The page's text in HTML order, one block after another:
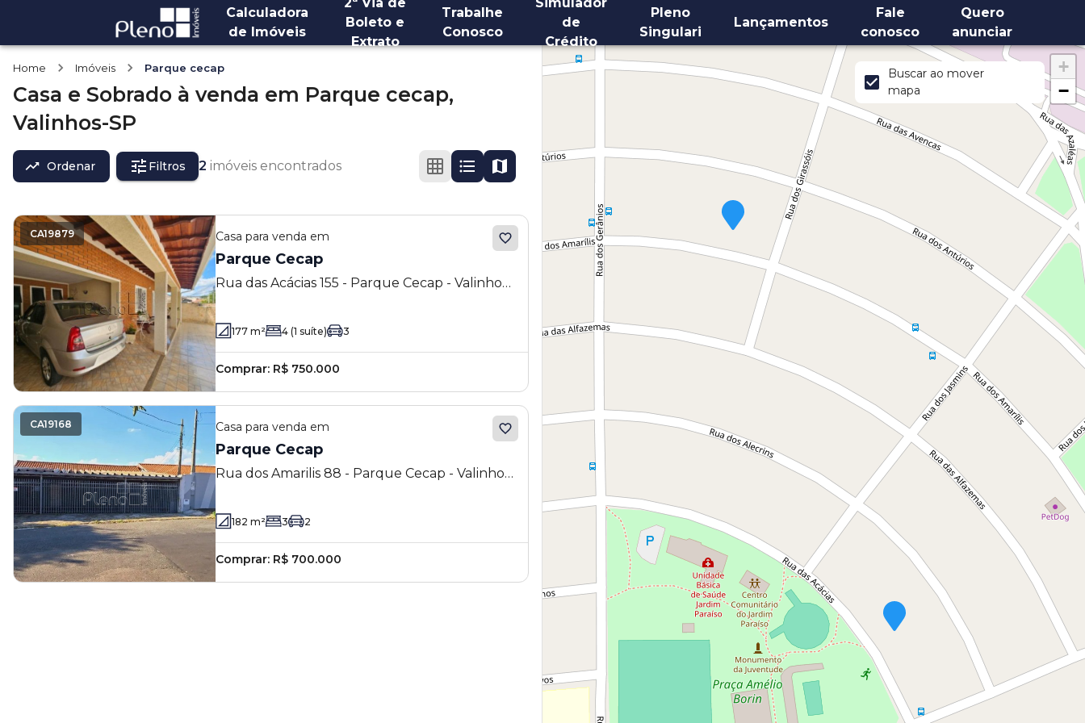
Calculadora
de Imóveis
Boleto e
Extrato
Trabalhe
Conosco
de
Crédito
Pleno
Singulari
Lançamentos
Fale
conosco
Quero
anunciar
Home Imóveis Parque cecap
Casa e Sobrado à venda em Parque cecap,
Valinhos-SP
Ordenar Filtros 2 imóveis encontrados
CA19879 Casa para venda em
Parque Cecap
Rua das Acácias 155 - Parque Cecap - Valinhos
177 m² 4 (1 suíte) 3
Comprar: R$ 750.000
CA19168 Casa para venda em
Parque Cecap
Rua dos Amarilis 88 - Parque Cecap - Valinhos
182 m² 3 2
Comprar: R$ 700.000
+
−
Buscar ao mover
mapa